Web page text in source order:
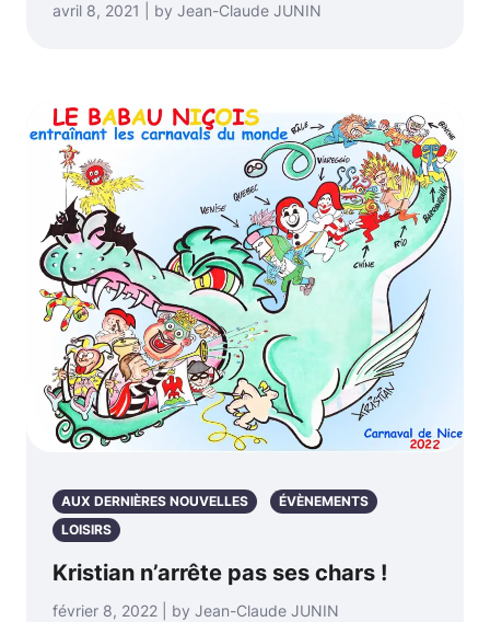
avril 8, 2021 | by Jean-Claude JUNIN
AUX DERNIÈRES NOUVELLES
ÉVÈNEMENTS
LOISIRS
Kristian n’arrête pas ses chars !
février 8, 2022 | by Jean-Claude JUNIN